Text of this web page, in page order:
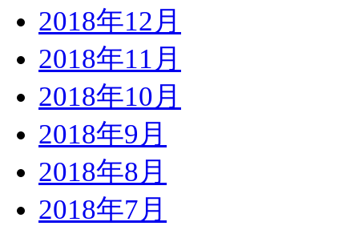
2018年12月
2018年11月
2018年10月
2018年9月
2018年8月
2018年7月